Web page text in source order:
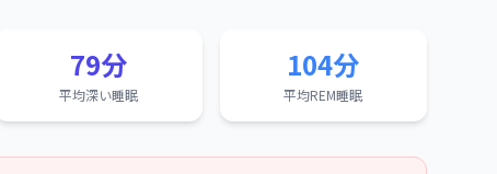
79分
平均深い睡眠
104分
平均REM睡眠